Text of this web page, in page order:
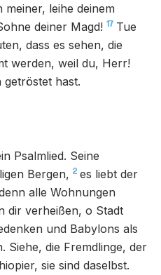
leihe deinem
deiner Magd! 17 Tue
dass es sehen, die
werden, weil du, Herr!
getröstet hast.
Psalmlied. Seine
Bergen, 2 es liebt der
alle Wohnungen
dir verheißen, o Stadt
und Babylons als
Siehe, die Fremdlinge, der
sie sind daselbst.